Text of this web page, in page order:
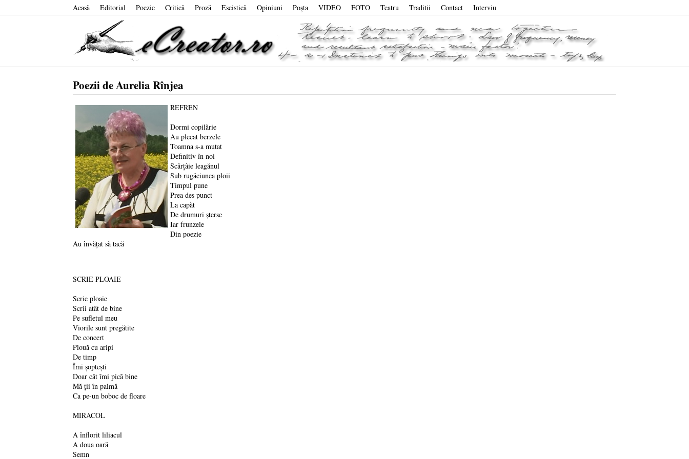
Acasă Editorial Poezie Critică Proză Eseistică Opiniuni Poşta VIDEO FOTO Teatru Traditii Contact Interviu
Poezii de Aurelia Rînjea
REFREN
Dormi copilărie
Au plecat berzele
Toamna s-a mutat
Definitiv în noi
Scârţâie leagănul
Sub rugăciunea ploii
Timpul pune
Prea des punct
La capăt
De drumuri şterse
Iar frunzele
Din poezie
Au învăţat să tacă
SCRIE PLOAIE
Scrie ploaie
Scrii atât de bine
Pe sufletul meu
Viorile sunt pregătite
De concert
Plouă cu aripi
De timp
Îmi şopteşti
Doar cât îmi pică bine
Mă ţii în palmă
Ca pe-un boboc de floare
MIRACOL
A înflorit liliacul
A doua oară
Semn